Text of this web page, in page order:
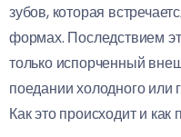
зубов, которая
формах. Последствием
только испорченный
поедании холодного или
Как это происходит и как